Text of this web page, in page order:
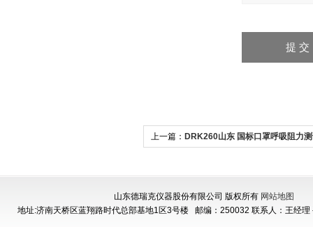
上一篇： DRK260山东 国标口罩呼吸阻力
山东德瑞克仪器股份有限公司 版权所有 网站地图
地址:济南天桥区蓝翔路时代总部基地1区3号楼 邮编：250032 联系人：王经